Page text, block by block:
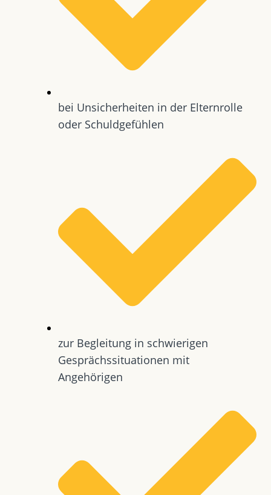
bei Unsicherheiten in der Elternrolle
oder Schuldgefühlen
zur Begleitung in schwierigen
Gesprächssituationen mit
Angehörigen